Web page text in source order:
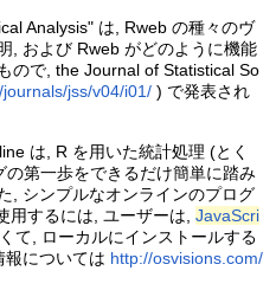
Analysis" は, Rweb の種々のヴ
, および Rweb がどのように機能
ので, the Journal of Statistical So
jss/v04/i01/ ) で発表され
は, R を用いた統計処理 (とく
第一歩をできるだけ簡単に踏み
, シンプルなオンラインのプログ
用するには, ユーザーは,JavaScri
て, ローカルにインストールする
報については http://osvisions.com/